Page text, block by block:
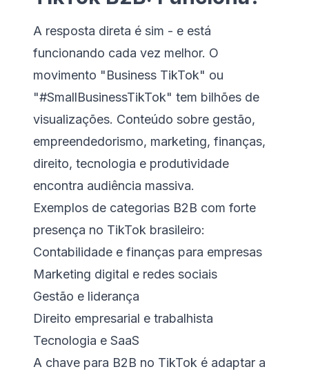
A resposta direta é sim - e está
funcionando cada vez melhor. O
movimento "Business TikTok" ou
"#SmallBusinessTikTok" tem bilhões de
visualizações. Conteúdo sobre gestão,
empreendedorismo, marketing, finanças,
direito, tecnologia e produtividade
encontra audiência massiva.
Exemplos de categorias B2B com forte
presença no TikTok brasileiro:
Contabilidade e finanças para empresas
Marketing digital e redes sociais
Gestão e liderança
Direito empresarial e trabalhista
Tecnologia e SaaS
A chave para B2B no TikTok é adaptar a